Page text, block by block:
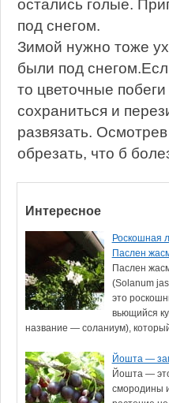
остались голые.
под снегом.
Зимой нужно тоже
были под
то цветочные
сохраниться и
развязать.
обрезать, что б
Интересное
Роскошная
Паслен
Паслен
(Solanum
это
вьющийся
название — соланиум),
Йошта —
Йошта —
смородины